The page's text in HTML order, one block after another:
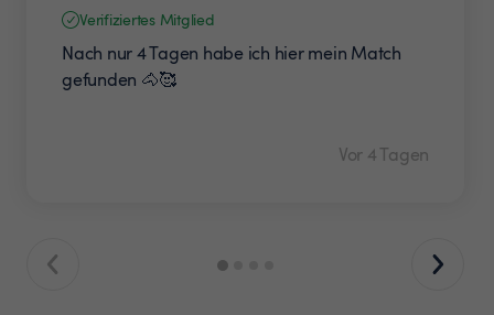
Verifiziertes Mitglied
Nach nur 4 Tagen habe ich hier mein Match
gefunden 🐴🥰
Vor 4 Tagen